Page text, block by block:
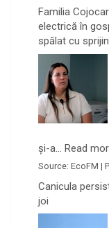
Familia
electrică în
spălat cu
și-a… Read
Source: EcoFM |
Canicula
joi